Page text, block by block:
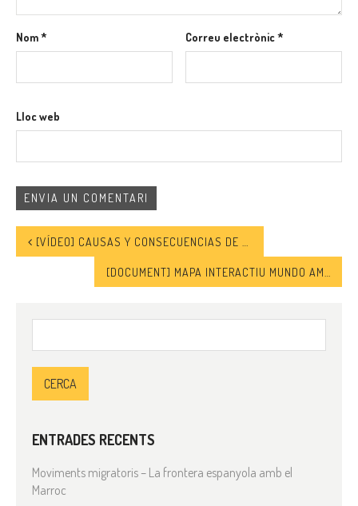
Nom* Correu electrònic*
Lloc web
[VÍDEO] CAUSAS Y CONSECUENCIAS DE LOS CONFLICTOS EN ORIENTE PRÓXIMO: PRODUCCIÓ CULTURAL Y ARTÍSTICA
ENTRADES RECENTS
Moviments migratoris – La frontera espanyola amb el
Marroc